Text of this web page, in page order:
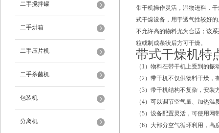
二手搅拌罐
二手烘箱
二手压片机
二手杀菌机
包装机
分离机
带干机操作灵活，湿物进料，
式干燥设备，用于透气性较好
不允许高的物料尤为合适；该
粒或制成条状后方可干燥。
带式干燥机特
（1）物料在带干机上受到的
（2）带干机不仅供物料干燥
（3）带干机结构不复杂，安
（4）可以调节空气量、加热
（5）设备配置灵活，可使用
（6）大部分空气循环利用，高